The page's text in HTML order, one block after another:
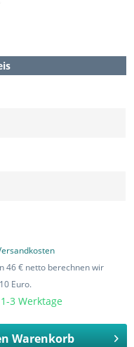
46 € netto berechnen wir
Euro.
3 Werktage
Warenkorb